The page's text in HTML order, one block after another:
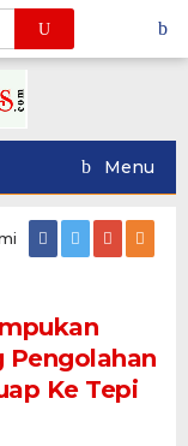
Menu
Pengolahan
Ke Tepi